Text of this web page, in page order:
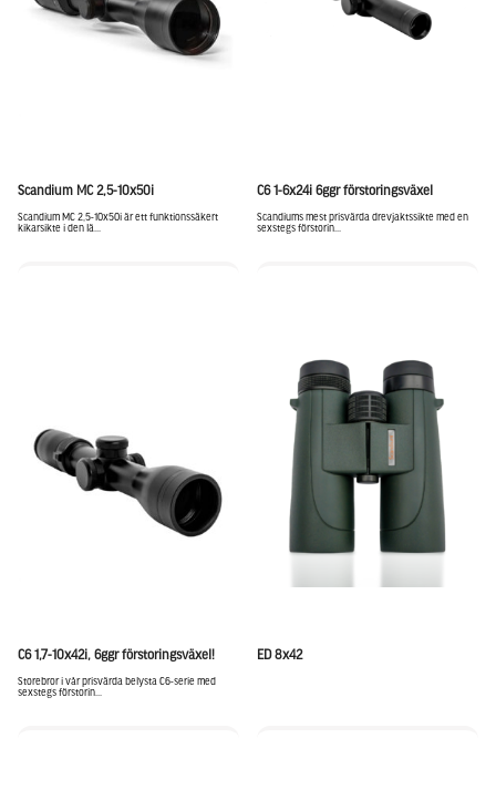
Scandium MC 2,5-10x50i
Scandium MC 2,5-10x50i är ett funktionssäkert
kikarsikte i den lä...
C6 1-6x24i 6ggr förstoringsväxel
Scandiums mest prisvärda drevjaktssikte med en
sexstegs förstorin...
C6 1,7-10x42i, 6ggr förstoringsväxel!
Storebror i vår prisvärda belysta C6-serie med
sexstegs förstorin...
ED 8x42